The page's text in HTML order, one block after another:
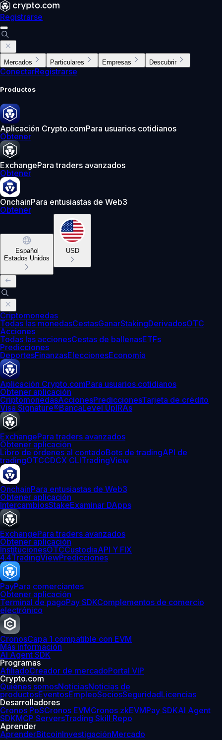
Registrarse
Mercados Particulares Empresas Descubrir
ConectarRegistrarse
Productos
Aplicación Crypto.comPara usuarios cotidianos
Obtener
ExchangePara traders avanzados
Obtener
OnchainPara entusiastas de Web3
Obtener
Español
Estados Unidos
USD
Criptomonedas
Todas las monedasCestasGanarStakingDerivadosOTC
Acciones
Todas las accionesCestas de ballenasETFs
Predicciones
DeportesFinanzasEleccionesEconomía
Aplicación Crypto.comPara usuarios cotidianos
Obtener aplicación
CriptomonedasAccionesPrediccionesTarjeta de crédito
Visa Signature®BancaLevel UpIRAs
ExchangePara traders avanzados
Obtener aplicación
Libro de órdenes al contadoBots de tradingAPI de
tradingOTCCDCX CLITradingView
OnchainPara entusiastas de Web3
Obtener aplicación
IntercambiosStakeExaminar DApps
ExchangePara traders avanzados
Obtener aplicación
InstitucionesOTCCustodiaAPI Y FIX
4.4TradingViewPredicciones
PayPara comerciantes
Obtener aplicación
Terminal de pagoPay SDKComplementos de comercio
electrónico
CronosCapa 1 compatible con EVM
Más información
AI Agent SDK
Programas
AfiliadoCreador de mercadoPortal VIP
Crypto.com
Quiénes somosNoticiasNoticias de
productosEventosEmpleoSociosSeguridadLicencias
Desarrolladores
Cronos PoSCronos EVMCronos zkEVMPay SDKAI Agent
SDKMCP ServersTrading Skill Repo
Aprender
AprenderBitcoinInvestigaciónMercado